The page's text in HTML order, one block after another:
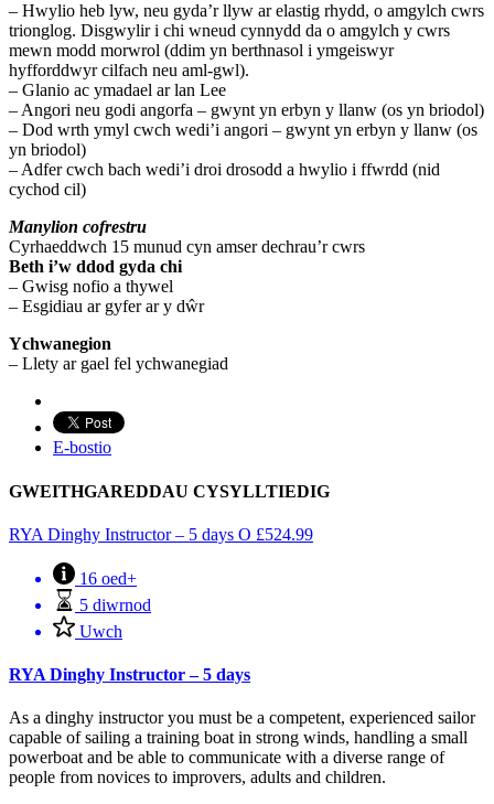
– Hwylio heb lyw, neu gyda’r llyw ar elastig rhydd, o amgylch cwrs
trionglog. Disgwylir i chi wneud cynnydd da o amgylch y cwrs
mewn modd morwrol (ddim yn berthnasol i ymgeiswyr
hyfforddwyr cilfach neu aml-gwl).
– Glanio ac ymadael ar lan Lee
– Angori neu godi angorfa – gwynt yn erbyn y llanw (os yn briodol)
– Dod wrth ymyl cwch wedi’i angori – gwynt yn erbyn y llanw (os
yn briodol)
– Adfer cwch bach wedi’i droi drosodd a hwylio i ffwrdd (nid
cychod cil)
Manylion cofrestru
Cyrhaeddwch 15 munud cyn amser dechrau’r cwrs
Beth i’w ddod gyda chi
– Gwisg nofio a thywel
– Esgidiau ar gyfer ar y dŵr
Ychwanegion
– Llety ar gael fel ychwanegiad
E-bostio
GWEITHGAREDDAU CYSYLLTIEDIG
RYA Dinghy Instructor – 5 days O £524.99
16 oed+
5 diwrnod
Uwch
RYA Dinghy Instructor – 5 days
As a dinghy instructor you must be a competent, experienced sailor
capable of sailing a training boat in strong winds, handling a small
powerboat and be able to communicate with a diverse range of
people from novices to improvers, adults and children.